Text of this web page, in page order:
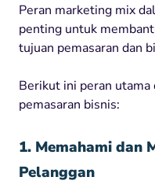
Peran marketing mix
penting untuk
tujuan pemasaran dan
Berikut ini peran
pemasaran bisnis:
1. Memahami dan
Pelanggan